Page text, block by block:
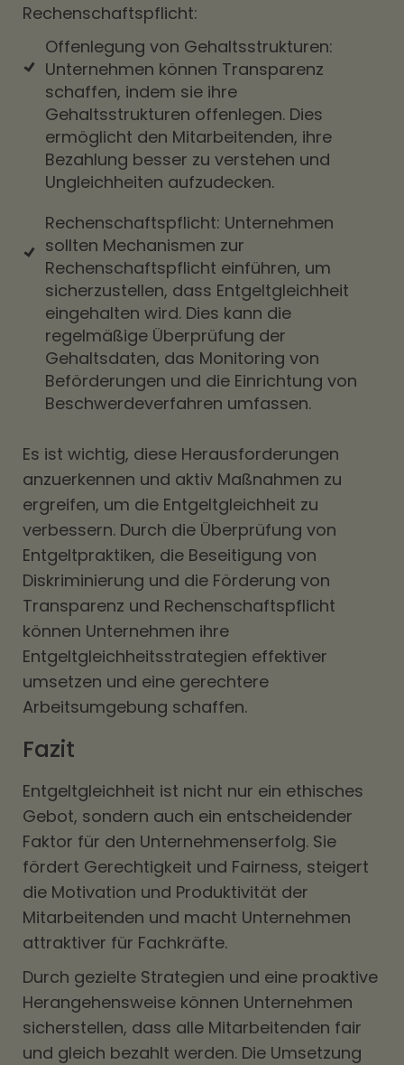
Rechenschaftspflicht:
Offenlegung von Gehaltsstrukturen:
Unternehmen können Transparenz
schaffen, indem sie ihre
Gehaltsstrukturen offenlegen. Dies
ermöglicht den Mitarbeitenden, ihre
Bezahlung besser zu verstehen und
Ungleichheiten aufzudecken.
Rechenschaftspflicht: Unternehmen
sollten Mechanismen zur
Rechenschaftspflicht einführen, um
sicherzustellen, dass Entgeltgleichheit
eingehalten wird. Dies kann die
regelmäßige Überprüfung der
Gehaltsdaten, das Monitoring von
Beförderungen und die Einrichtung von
Beschwerdeverfahren umfassen.
Es ist wichtig, diese Herausforderungen
anzuerkennen und aktiv Maßnahmen zu
ergreifen, um die Entgeltgleichheit zu
verbessern. Durch die Überprüfung von
Entgeltpraktiken, die Beseitigung von
Diskriminierung und die Förderung von
Transparenz und Rechenschaftspflicht
können Unternehmen ihre
Entgeltgleichheitsstrategien effektiver
umsetzen und eine gerechtere
Arbeitsumgebung schaffen.
Fazit
Entgeltgleichheit ist nicht nur ein ethisches
Gebot, sondern auch ein entscheidender
Faktor für den Unternehmenserfolg. Sie
fördert Gerechtigkeit und Fairness, steigert
die Motivation und Produktivität der
Mitarbeitenden und macht Unternehmen
attraktiver für Fachkräfte.
Durch gezielte Strategien und eine proaktive
Herangehensweise können Unternehmen
sicherstellen, dass alle Mitarbeitenden fair
und gleich bezahlt werden. Die Umsetzung